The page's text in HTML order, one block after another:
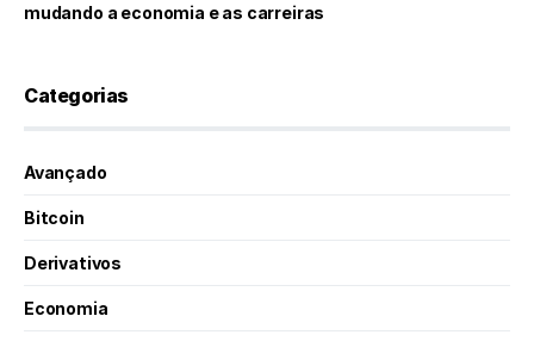
mudando a economia e as carreiras
Categorias
Avançado
Bitcoin
Derivativos
Economia